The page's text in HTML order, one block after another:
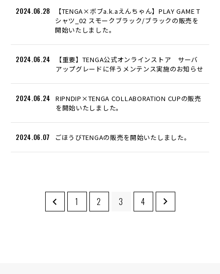
2024.06.28
【TENGA×ボブa.k.aえんちゃん】PLAY GAME T
シャツ_02 スモークブラック/ブラックの販売を
開始いたしました。
2024.06.24
【重要】TENGA公式オンラインストア サーバ
アップグレードに伴うメンテンス実施のお知らせ
2024.06.24
RIPNDIP×TENGA COLLABORATION CUPの販売
を開始いたしました。
2024.06.07 ごほうびTENGAの販売を開始いたしました。
1 2 3 4